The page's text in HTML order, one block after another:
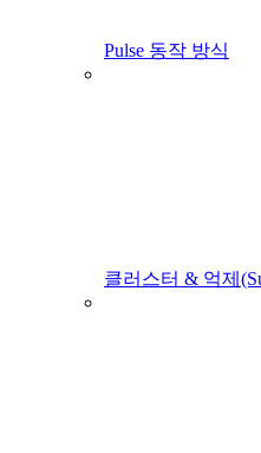
Pulse 동작 방식
클러스터 & 억제